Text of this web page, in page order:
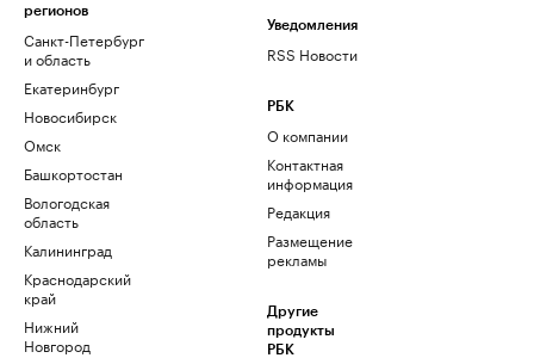
регионов
Санкт-Петербург
и область
Екатеринбург
Новосибирск
Омск
Башкортостан
Вологодская
область
Калининград
Краснодарский
край
Нижний
Новгород
Уведомления
RSS Новости
РБК
О компании
Контактная
информация
Редакция
Размещение
рекламы
Другие
продукты
РБК